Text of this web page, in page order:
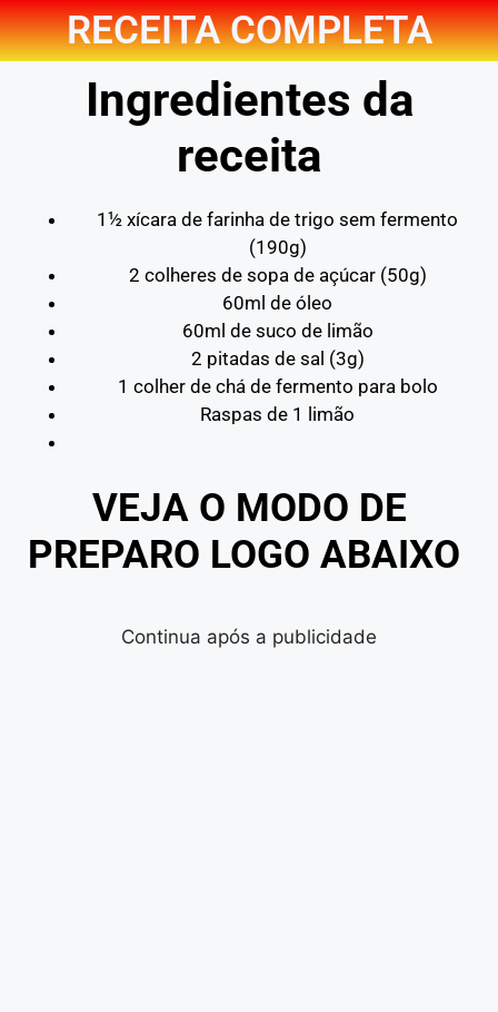
RECEITA COMPLETA
Ingredientes da
receita
1½ xícara de farinha de trigo sem fermento
(190g)
2 colheres de sopa de açúcar (50g)
60ml de óleo
60ml de suco de limão
2 pitadas de sal (3g)
1 colher de chá de fermento para bolo
Raspas de 1 limão
VEJA O MODO DE
PREPARO LOGO ABAIXO
Continua após a publicidade